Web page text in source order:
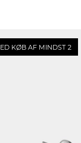
KØB AF MINDST 2